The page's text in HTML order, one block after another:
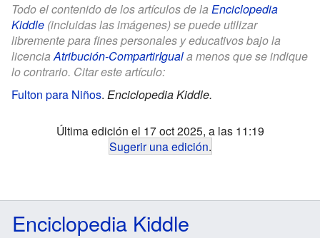
Todo el contenido de los artículos de la Enciclopedia
Kiddle (incluidas las imágenes) se puede utilizar
libremente para fines personales y educativos bajo la
licenciaAtribución-CompartirIguala menos que se indique
lo contrario. Citar este artículo:
Fulton para Niños. Enciclopedia Kiddle.
Última edición el 17 oct 2025, a las 11:19
Sugerir una edición.
Enciclopedia Kiddle